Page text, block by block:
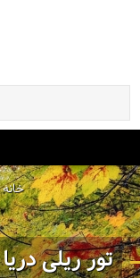
خانه
تور ریلی